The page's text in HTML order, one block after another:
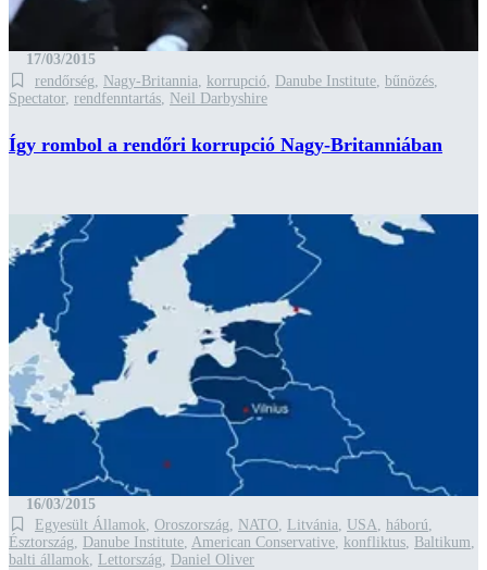
17/03/2015
rendőrség
Nagy-Britannia korrupció Danube Institute bűnözés
Spectator, rendfenntartás Neil Darbyshire
Így rombol a rendőri korrupció Nagy-Britanniában
16/03/2015
Egyesült Államok, Oroszország, NATO, Litvánia, USA, háború,
Észtország, Danube Institute, American Conservative, konfliktus, Baltikum,
balti államok, Lettország, Daniel Oliver